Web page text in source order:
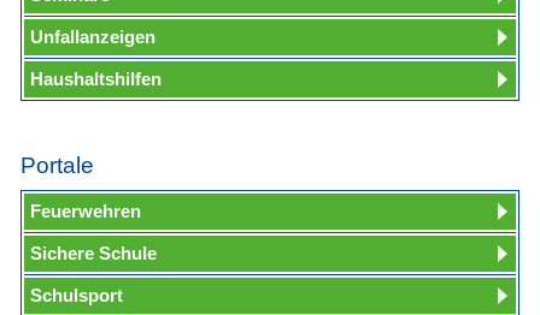
Unfallanzeigen
Haushaltshilfen
Portale
Feuerwehren
Sichere Schule
Schulsport